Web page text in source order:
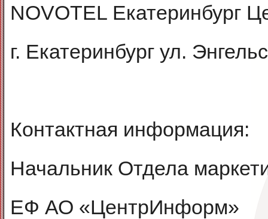
NOVOTEL Екатеринбург
г. Екатеринбург ул.
Контактная информация:
Начальник Отдела
ЕФ АО «ЦентрИнформ»